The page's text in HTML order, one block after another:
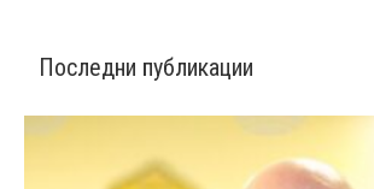
Последни публикации